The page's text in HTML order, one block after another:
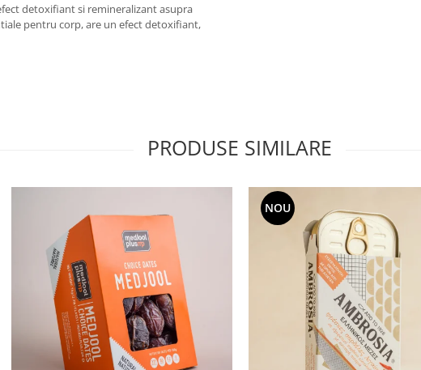
detoxifiant si remineralizant asupra
pentru corp, are un efect detoxifiant,
PRODUSE SIMILARE
NOU